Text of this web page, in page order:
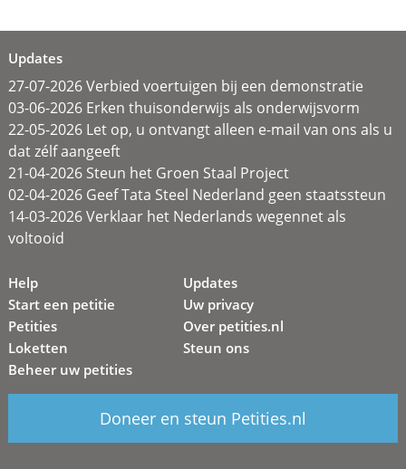
Updates
27-07-2026 Verbied voertuigen bij een demonstratie
03-06-2026 Erken thuisonderwijs als onderwijsvorm
22-05-2026 Let op, u ontvangt alleen e-mail van ons als u
dat zélf aangeeft
21-04-2026 Steun het Groen Staal Project
02-04-2026 Geef Tata Steel Nederland geen staatssteun
14-03-2026 Verklaar het Nederlands wegennet als
voltooid
Help
Start een petitie
Petities
Loketten
Beheer uw petities
Updates
Uw privacy
Over petities.nl
Steun ons
Doneer en steun Petities.nl